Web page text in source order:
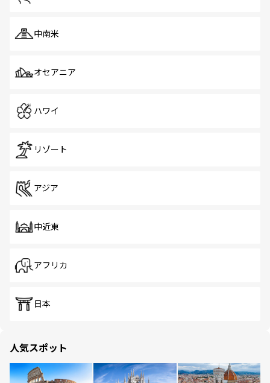
中南米
オセアニア
ハワイ
リゾート
アジア
中近東
アフリカ
日本
人気スポット